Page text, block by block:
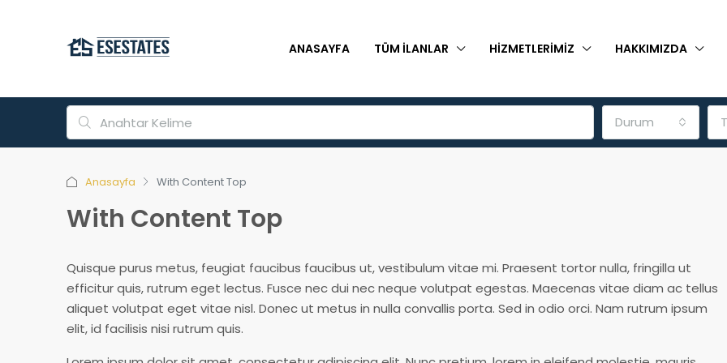
ANASAYFA TÜM İLANLAR HIZMETLERIMIZ HAKKIMIZDA
Durum
Anasayfa With Content Top
With Content Top
Quisque purus metus, feugiat faucibus faucibus ut, vestibulum vitae mi. Praesent tortor nulla, fringilla ut
efficitur quis, rutrum eget lectus. Fusce nec dui nec neque volutpat egestas. Maecenas vitae diam ac tellus
aliquet volutpat eget vitae nisl. Donec ut metus in nulla convallis porta. Sed in odio orci. Nam rutrum ipsum
elit, id facilisis nisi rutrum quis.